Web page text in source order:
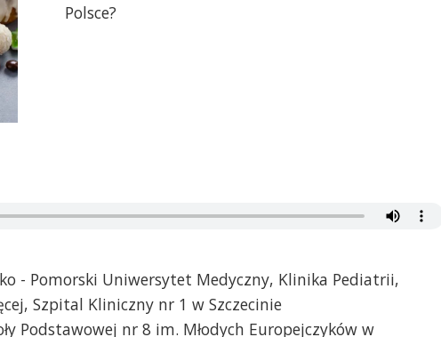
Polsce?
- Pomorski Uniwersytet Medyczny, Klinika Pediatrii,
Szpital Kliniczny nr 1 w Szczecinie
Podstawowej nr 8 im. Młodych Europejczyków w